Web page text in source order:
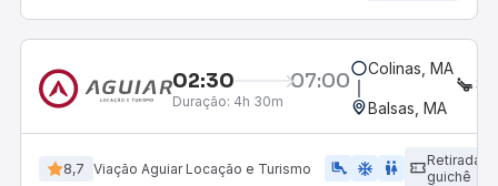
02:30 07:00
Duração: 4h 30m
Colinas, MA
Balsas, MA
8,7 Viação Aguiar Locação e Turismo airline_seat_legroom_extra ac_unit WC
Retirada
guichê